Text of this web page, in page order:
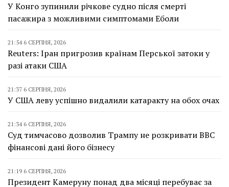
У Конго зупинили річкове судно після смерті
пасажира з можливими симптомами Еболи
21:54 6 СЕРПНЯ, 2026
Reuters: Іран пригрозив країнам Перської затоки у
разі атаки США
21:37 6 СЕРПНЯ, 2026
У США леву успішно видалили катаракту на обох очах
21:34 6 СЕРПНЯ, 2026
Суд тимчасово дозволив Трампу не розкривати BBC
фінансові дані його бізнесу
21:19 6 СЕРПНЯ, 2026
Президент Камеруну понад два місяці перебуває за